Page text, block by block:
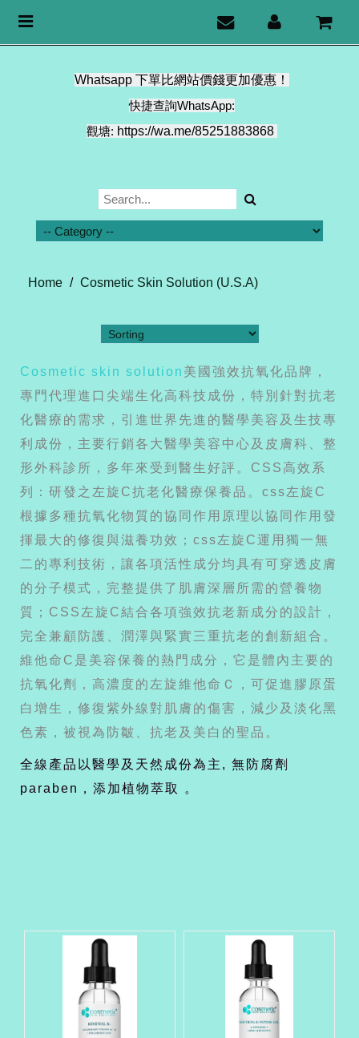
Whatsapp 下單比網站價錢更加優惠！
快捷查詢WhatsApp:
觀塘: https://wa.me/85251883868
Toggle
Home / Cosmetic Skin Solution (U.S.A)
Cosmetic skin solution 美國強效抗氧化品牌，
專門代理進口尖端生化高科技成份，特別針對抗老
化醫療的需求，引進世界先進的醫學美容及生技專
利成份，主要行銷各大醫學美容中心及皮膚科、整
形外科診所，多年來受到醫生好評。CSS高效系
列：研發之左旋C抗老化醫療保養品。css左旋C
根據多種抗氧化物質的協同作用原理以協同作用發
揮最大的修復與滋養功效；css左旋C運用獨一無
二的專利技術，讓各項活性成分均具有可穿透皮膚
的分子模式，完整提供了肌膚深層所需的營養物
質；CSS左旋C結合各項強效抗老新成分的設計，
完全兼顧防護、潤澤與緊實三重抗老的創新組合。
維他命C是美容保養的熱門成分，它是體內主要的
抗氧化劑，高濃度的左旋維他命Ｃ，可促進膠原蛋
白增生，修復紫外線對肌膚的傷害，減少及淡化黑
色素，被視為防皺、抗老及美白的聖品。
全線產品以醫學及天然成份為主, 無防腐劑
paraben，添加植物萃取 。